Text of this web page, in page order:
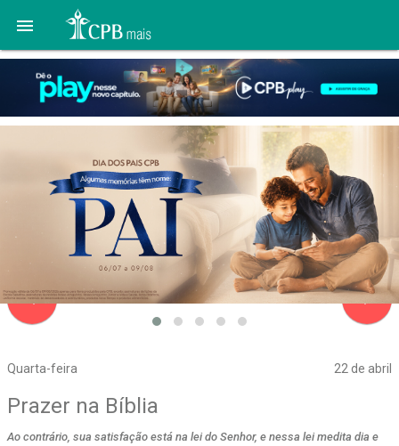

Quarta-feira 22 de abril
navigate_before
Prazer na Bíblia
Ao contrário, sua satisfação está na lei do Senhor, e nessa lei medita dia e
navigate_next